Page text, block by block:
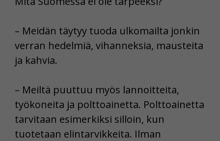
– Meidän täytyy tuoda ulkomailta jonkin
verran hedelmiä, vihanneksia, mausteita
ja kahvia.
– Meiltä puuttuu myös lannoitteita,
työkoneita ja polttoainetta. Polttoainetta
tarvitaan esimerkiksi silloin, kun
tuotetaan elintarvikkeita. Ilman